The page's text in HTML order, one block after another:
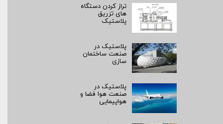
تراز کردن دستگاه
های تزریق
پلاستیک
پلاستیک در
صنعت ساختمان
سازی
پلاستیک در
صنعت هوا فضا و
هواپیمایی